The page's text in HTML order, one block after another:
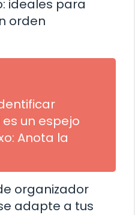
ideales para
orden
un espejo
Anota la
organizador
adapte a tus